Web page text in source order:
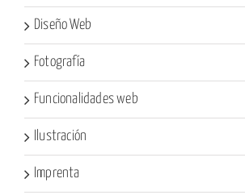
Diseño Web
Fotografía
Funcionalidades web
Ilustración
Imprenta